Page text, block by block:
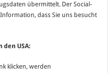
übermittelt. Der Social-
dass Sie uns besucht
USA:
klicken, werden